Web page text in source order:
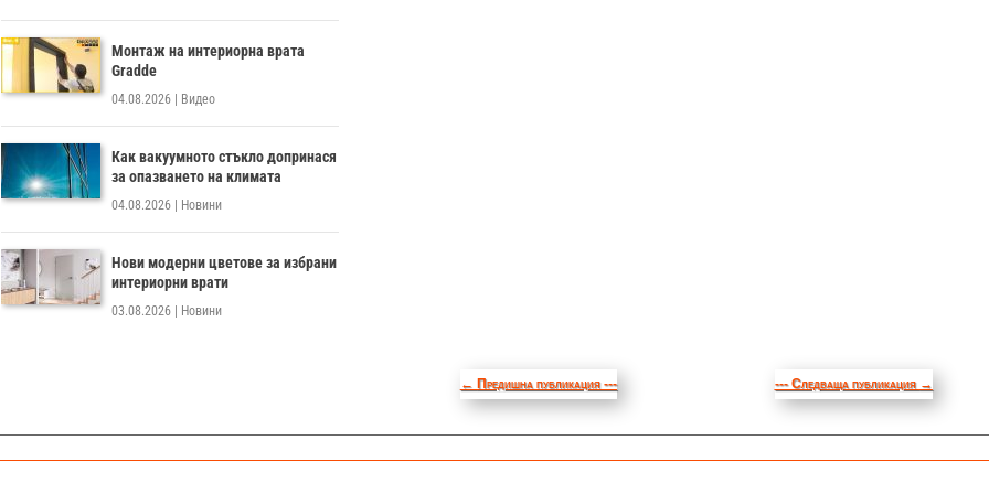
Монтаж на интериорна врата
Gradde
04.08.2026 Видео
Как вакуумното стъкло допринася
за опазването на климата
04.08.2026 Новини
Нови модерни цветове за избрани
интериорни врати
03.08.2026 Новини
← Предишна публикация --- --- Следваща публикация →